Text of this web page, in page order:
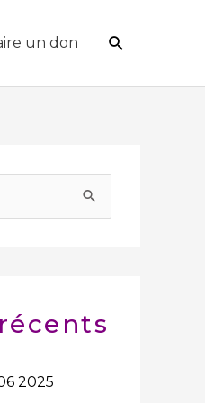
un don
2025